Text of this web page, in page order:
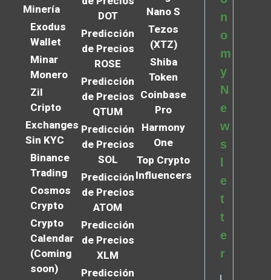
Minería
Exodus
Wallet
Minar
Monero
Zil
Cripto
Exchanges
Sin KYC
Binance
Trading
Cosmos
Crypto
Crypto
Calendar
(Coming
soon)
DOT
Predicción
de Precios
ROSE
Predicción
de Precios
QTUM
Predicción
de Precios
SOL
Predicción
de Precios
ATOM
Predicción
de Precios
XLM
Predicción
Nano S
Tezos
(XTZ)
Shiba
Token
Coinbase
Pro
Harmony
One
Top Crypto
Influencers
n
o
m
y
N
e
w
s
e
t
t
e
r